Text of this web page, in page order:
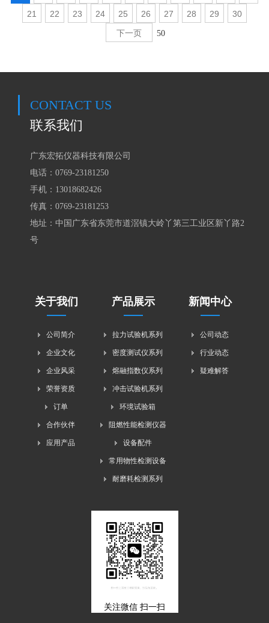
21
22 23 24 25 26 27 28 29
30
下一页
50
CONTACT US
联系我们
广东宏拓仪器科技有限公司
电话：0769-23181250
手机： 13018682426
传真：0769-23181253
地址：中国广东省东莞市道滘镇大岭丫第三工业区新丫路2
号
关于我们
公司简介
企业文化
企业风采
荣誉资质
订单
合作伙伴
应用产品
产品展示
拉力试验机系列
密度测试仪系列
熔融指数仪系列
冲击试验机系列
环境试验箱
阻燃性能检测仪器
设备配件
常用物性检测设备
耐磨耗检测系列
新闻中心
公司动态
行业动态
疑难解答
关注微信 扫一扫